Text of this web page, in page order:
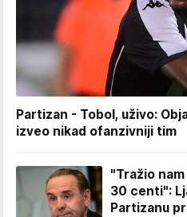
Partizan - Tobol, uživo:
izveo nikad ofanzivniji tim
"Tražio
30 centi":
Partizanu